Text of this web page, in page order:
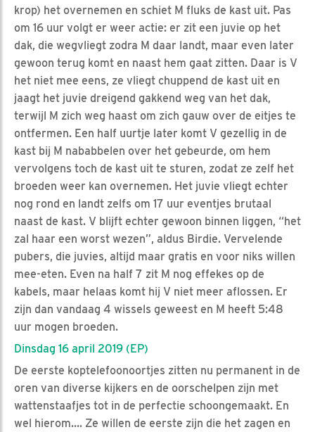
krop) het overnemen en schiet M fluks de kast uit. Pas
om 16 uur volgt er weer actie: er zit een juvie op het
dak, die wegvliegt zodra M daar landt, maar even later
gewoon terug komt en naast hem gaat zitten. Daar is V
het niet mee eens, ze vliegt chuppend de kast uit en
jaagt het juvie dreigend gakkend weg van het dak,
terwijl M zich weg haast om zich gauw over de eitjes te
ontfermen. Een half uurtje later komt V gezellig in de
kast bij M nababbelen over het gebeurde, om hem
vervolgens toch de kast uit te sturen, zodat ze zelf het
broeden weer kan overnemen. Het juvie vliegt echter
nog rond en landt zelfs om 17 uur eventjes brutaal
naast de kast. V blijft echter gewoon binnen liggen, “het
zal haar een worst wezen”, aldus Birdie. Vervelende
pubers, die juvies, altijd maar gratis en voor niks willen
mee-eten. Even na half 7 zit M nog effekes op de
kabels, maar helaas komt hij V niet meer aflossen. Er
zijn dan vandaag 4 wissels geweest en M heeft 5:48
uur mogen broeden.
Dinsdag 16 april 2019 (EP)
De eerste koptelefoonoortjes zitten nu permanent in de
oren van diverse kijkers en de oorschelpen zijn met
wattenstaafjes tot in de perfectie schoongemaakt. En
wel hierom…. Ze willen de eerste zijn die het zagen en